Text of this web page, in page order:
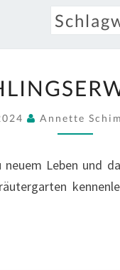
Annette
Leben und